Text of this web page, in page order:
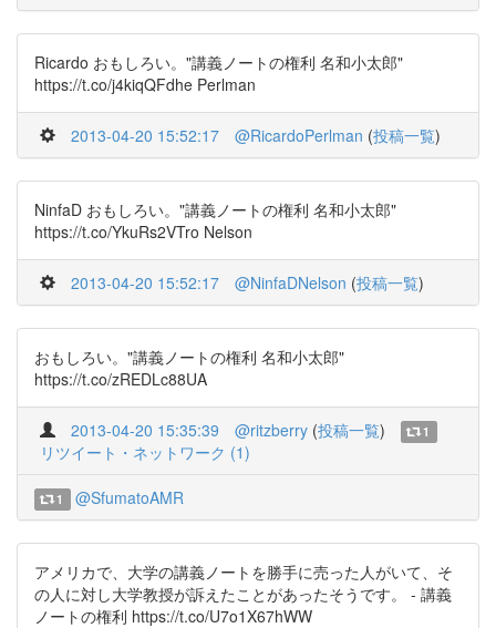
Ricardo おもしろい。"講義ノートの権利 名和小太郎"
https://t.co/j4kiqQFdhe Perlman
2013-04-20 15:52:17 @RicardoPerlman (投稿一覧)
NinfaD おもしろい。"講義ノートの権利 名和小太郎"
https://t.co/YkuRs2VTro Nelson
2013-04-20 15:52:17 @NinfaDNelson (投稿一覧)
おもしろい。"講義ノートの権利 名和小太郎"
https://t.co/zREDLc88UA
2013-04-20 15:35:39 @ritzberry (投稿一覧) 1
リツイート・ネットワーク (1)
1 @SfumatoAMR
アメリカで、大学の講義ノートを勝手に売った人がいて、そ
の人に対し大学教授が訴えたことがあったそうです。 - 講義
ノートの権利 https://t.co/U7o1X67hWW